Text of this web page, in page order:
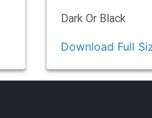
Dark Or Black
Download Full